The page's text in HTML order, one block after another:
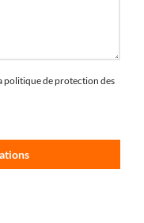
politique de protection des